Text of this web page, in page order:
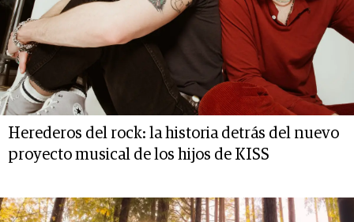
Herederos del rock: la historia detrás del nuevo
proyecto musical de los hijos de KISS